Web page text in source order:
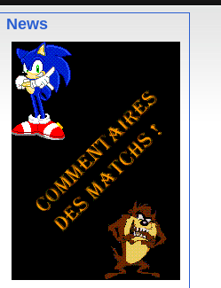
News